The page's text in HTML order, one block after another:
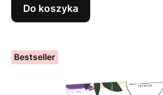
Do koszyka
Bestseller